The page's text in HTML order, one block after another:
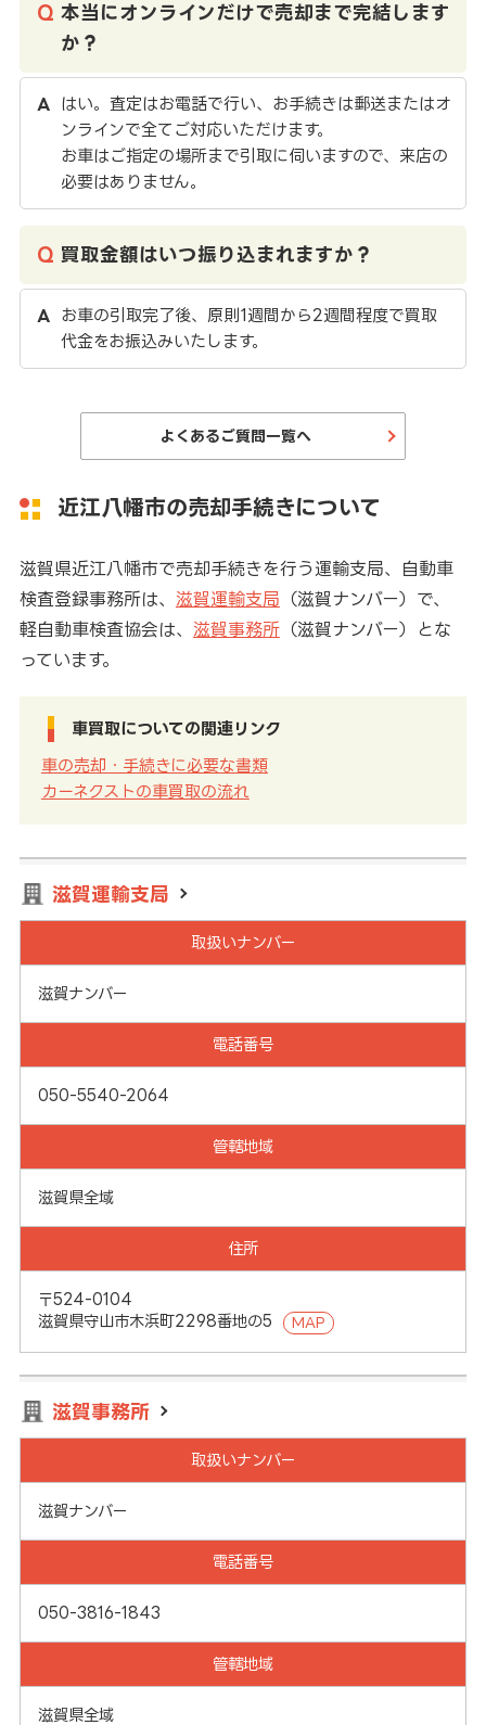
本当にオンラインだけで売却まで完結します
か？
はい。査定はお電話で行い、お手続きは郵送またはオ
ンラインで全てご対応いただけます。
お車はご指定の場所まで引取に伺いますので、来店の
必要はありません。
買取金額はいつ振り込まれますか？
お車の引取完了後、原則1週間から2週間程度で買取
代金をお振込みいたします。
よくあるご質問一覧へ
近江八幡市の売却手続きについて
滋賀県近江八幡市で売却手続きを行う運輸支局、自動車
検査登録事務所は、 滋賀運輸支局 （滋賀ナンバー）で、
軽自動車検査協会は、 滋賀事務所（滋賀ナンバー）とな
っています。
車買取についての関連リンク
車の売却・手続きに必要な書類
カーネクストの車買取の流れ
滋賀運輸支局
取扱いナンバー
滋賀ナンバー
電話番号
050-5540-2064
管轄地域
滋賀県全域
住所
〒524-0104
滋賀県守山市木浜町2298番地の5
MAP
滋賀事務所
取扱いナンバー
滋賀ナンバー
電話番号
050-3816-1843
管轄地域
滋賀県全域